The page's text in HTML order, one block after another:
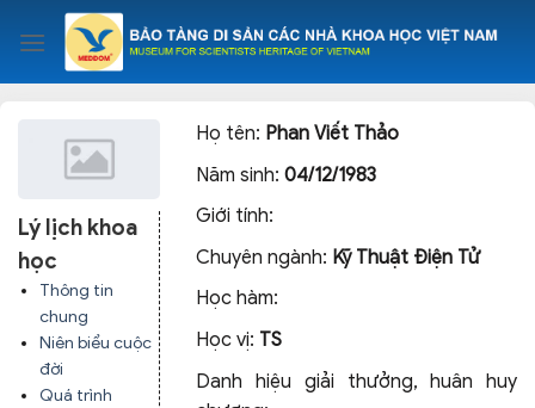
content
Lý lịch khoa
học
Thông tin
chung
Niên biểu cuộc
đời
Quá trình
Họ tên: Phan Viết Thảo
Năm sinh:04/12/1983
Giới tính:
Chuyên ngành: Kỹ Thuật Điện Tử
Học hàm:
Học vị: TS
Danh hiệu giải thưởng, huân huy